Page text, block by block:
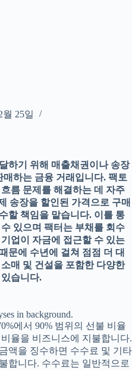
월 25일
하기 위해 매출채권이나 송장
하는 금융 거래입니다. 팩토
름 문제를 해결하는 데 자주
송장을 할인된 가격으로 구매
할 책임을 맡습니다. 이를 통
있으며 팩터는 부채를 회수
업이 자금에 접근할 수 있는
문에 수년에 걸쳐 점점 더 대
매 및 건설을 포함한 다양한
습니다.
in background.
에서 90% 범위의 선불 비율
율을 비즈니스에 지불합니다.
액을 징수하면 수수료 및 기타
합니다. 수수료는 일반적으로